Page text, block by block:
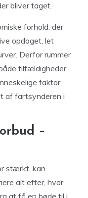
bliver taget.
forhold, der
opdaget, let
Derfor rummer
tilfældigheder,
faktor,
af fartsynderen i
–
stærkt, kan
alt efter, hvor
at få en bøde til i